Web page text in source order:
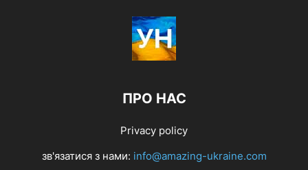
ПРО НАС
Privacy policy
зв'язатися з нами: info@amazing-ukraine.com